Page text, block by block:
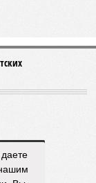
рублей во